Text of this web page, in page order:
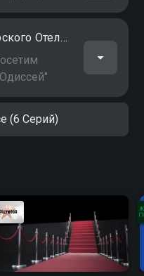
Посещение дизайнерского Отеля Одиссей
(6 Серий)